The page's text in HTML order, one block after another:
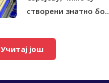
створени знатно
Учитај још